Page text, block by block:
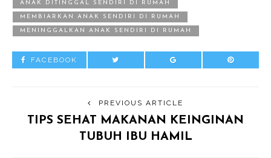
ANAK DITINGGAL SENDIRI DI RUMAH
MEMBIARKAN ANAK SENDIRI DI RUMAH
MENINGGALKAN ANAK SENDIRI DI RUMAH
FACEBOOK
PREVIOUS ARTICLE
TIPS SEHAT MAKANAN KEINGINAN
TUBUH IBU HAMIL